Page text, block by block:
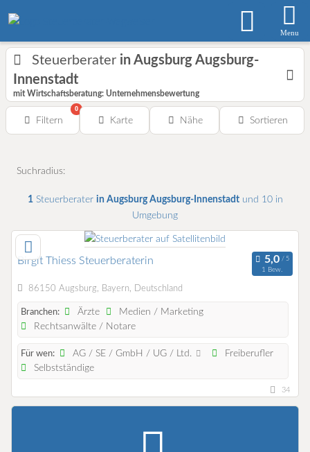
Menu
Steuerberater in Augsburg Augsburg-
Innenstadt
mit Wirtschaftsberatung: Unternehmensbewertung
Filtern
0
Karte Nähe Sortieren
Suchradius:
1Steuerberater in Augsburg Augsburg-Innenstadtund 10 in
Umgebung
Birgit Thiess Steuerberaterin
1 Bew.
86150 Augsburg, Bayern, Deutschland
Branchen: Ärzte
Medien / Marketing
Rechtsanwälte / Notare
Für wen: AG / SE / GmbH / UG / Ltd.
Freiberufler
Selbstständige
34